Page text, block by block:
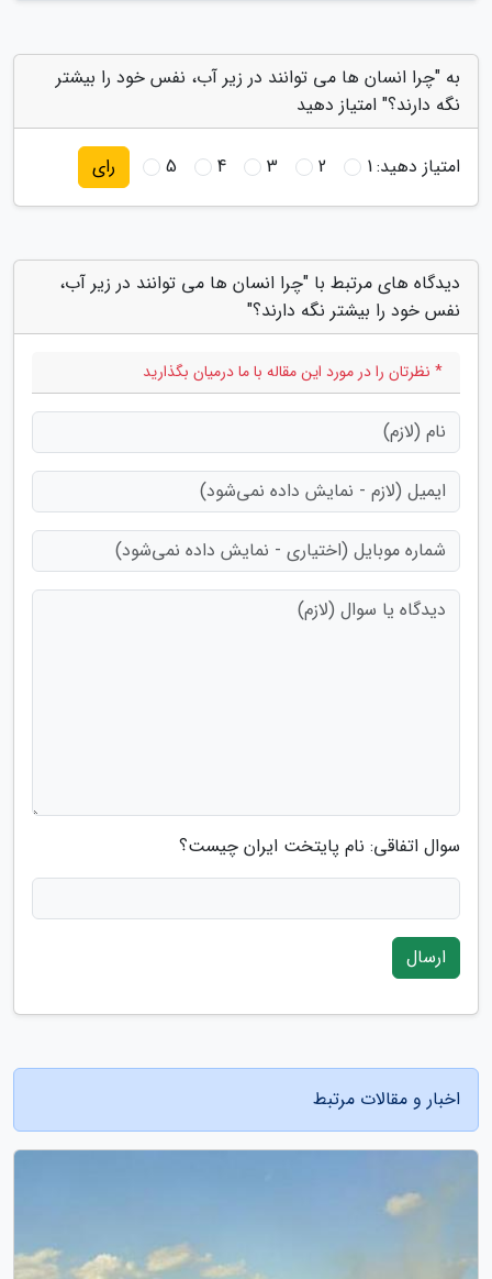
به "چرا انسان ها می توانند در زیر آب، نفس خود را بیشتر
نگه دارند؟" امتیاز دهید
امتیاز دهید:1
2
3
4
5 رای
دیدگاه های مرتبط با "چرا انسان ها می توانند در زیر آب،
نفس خود را بیشتر نگه دارند؟"
* نظرتان را در مورد این مقاله با ما درمیان بگذارید
سوال اتفاقی: نام پایتخت ایران چیست؟
ارسال
اخبار و مقالات مرتبط